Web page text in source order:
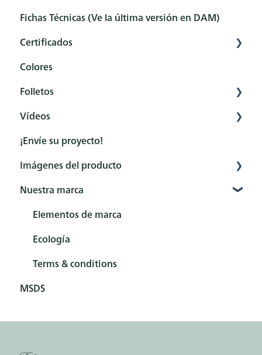
Herramientas
Sets
Pretratamiento
Protección
Mantenimiento y limpieza
Postratamiento
Preguntas frecuentes
Pretratamiento
Protección
Mantenimiento y limpieza
Preguntas frecuentes
Fichas Técnicas (Ve la última versión en DAM)
Certificados
Resumen
Certificados
Colores
Folletos
General
Producto
Cátalogos de colores
Vídeos
Canal YouTube de Rubio Monocoat
How to - Protección interior
How to - Protección exterior
How to - Pretratamientos
How to - Limpieza interior
¡Envíe su proyecto!
Imágenes del producto
Interior
Exterior
Tools
Nuestra marca
Elementos de marca
Ecología
Terms & conditions
MSDS